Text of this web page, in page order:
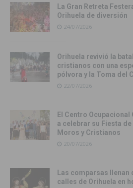
La Gran Retreta
Orihuela de diversión
24/07/2026
Orihuela revivió la
cristianos con una
pólvora y la Toma del
22/07/2026
El Centro
a celebrar su Fiesta
Moros y Cristianos
20/07/2026
Las comparsas llenan
calles de Orihuela en